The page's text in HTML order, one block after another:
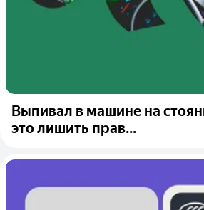
Выпивал в машине на
это лишить прав...